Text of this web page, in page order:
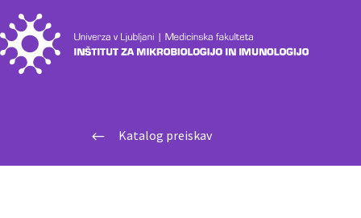
# Katalog preiskav